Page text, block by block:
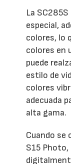
La
especial,
colores, lo
colores en
puede
estilo de
colores
adecuada
alta gama.
Cuando se
S15